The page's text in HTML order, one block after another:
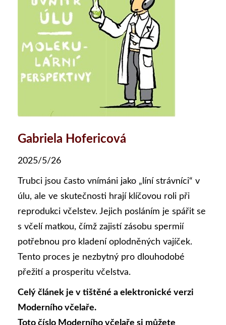
Gabriela Hofericová
2025/5/26
Trubci jsou často vnímáni jako „líní strávníci“ v
úlu, ale ve skutečnosti hrají klíčovou roli při
reprodukci včelstev. Jejich posláním je spářit se
s včelí matkou, čímž zajistí zásobu spermií
potřebnou pro kladení oplodněných vajíček.
Tento proces je nezbytný pro dlouhodobé
přežití a prosperitu včelstva.
Celý článek je v tištěné a elektronické verzi
Moderního včelaře.
Toto číslo Moderního včelaře si můžete